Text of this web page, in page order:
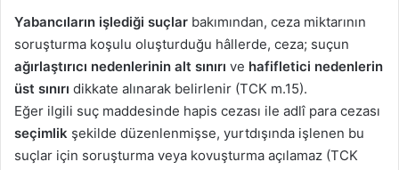
Yabancıların işlediği suçlar bakımından, ceza miktarının
soruşturma koşulu oluşturduğu hâllerde, ceza; suçun
ağırlaştırıcı nedenlerinin alt sınırı ve hafifletici nedenlerin
üst sınırı dikkate alınarak belirlenir (TCK m.15).
Eğer ilgili suç maddesinde hapis cezası ile adlî para cezası
seçimlik şekilde düzenlenmişse, yurtdışında işlenen bu
suçlar için soruşturma veya kovuşturma açılamaz (TCK